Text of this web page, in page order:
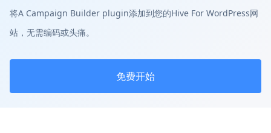
将A Campaign Builder plugin添加到您的Hive For WordPress网
站，无需编码或头痛。
免费开始